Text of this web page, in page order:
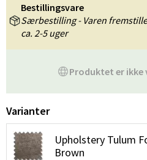
Produktet er ikke
Bestillingsvare
Særbestilling - Varen
ca. 2-5 uger
Varianter
Upholstery Tulum
Brown